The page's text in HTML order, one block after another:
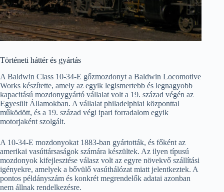
Történeti háttér és gyártás
A Baldwin Class 10-34-E gőzmozdonyt a Baldwin Locomotive
Works készítette, amely az egyik legismertebb és legnagyobb
kapacitású mozdonygyártó vállalat volt a 19. század végén az
Egyesült Államokban. A vállalat philadelphiai központtal
működött, és a 19. század végi ipari forradalom egyik
motorjaként szolgált.
A 10-34-E mozdonyokat 1883-ban gyártották, és főként az
amerikai vasúttársaságok számára készültek. Az ilyen típusú
mozdonyok kifejlesztése válasz volt az egyre növekvő szállítási
igényekre, amelyek a bővülő vasúthálózat miatt jelentkeztek. A
pontos példányszám és konkrét megrendelők adatai azonban
nem állnak rendelkezésre.